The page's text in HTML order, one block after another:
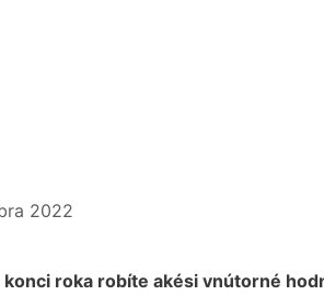
2022
roka robíte akési vnútorné